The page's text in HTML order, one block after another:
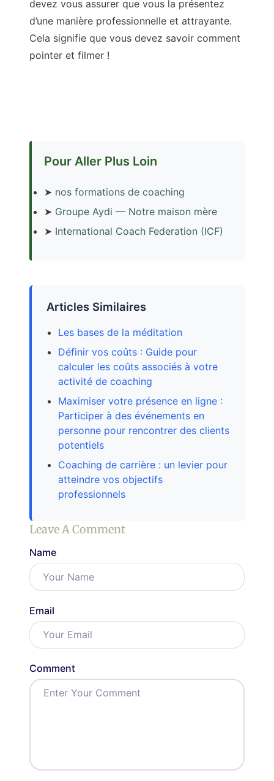
devez vous assurer que vous la présentez
d’une manière professionnelle et attrayante.
Cela signifie que vous devez savoir comment
pointer et filmer !
Pour Aller Plus Loin
➤ nos formations de coaching
➤ Groupe Aydi — Notre maison mère
➤ International Coach Federation (ICF)
Articles Similaires
Les bases de la méditation
Définir vos coûts : Guide pour
calculer les coûts associés à votre
activité de coaching
Maximiser votre présence en ligne :
Participer à des événements en
personne pour rencontrer des clients
potentiels
Coaching de carrière : un levier pour
atteindre vos objectifs
professionnels
Leave A Comment
Name
Email
Comment